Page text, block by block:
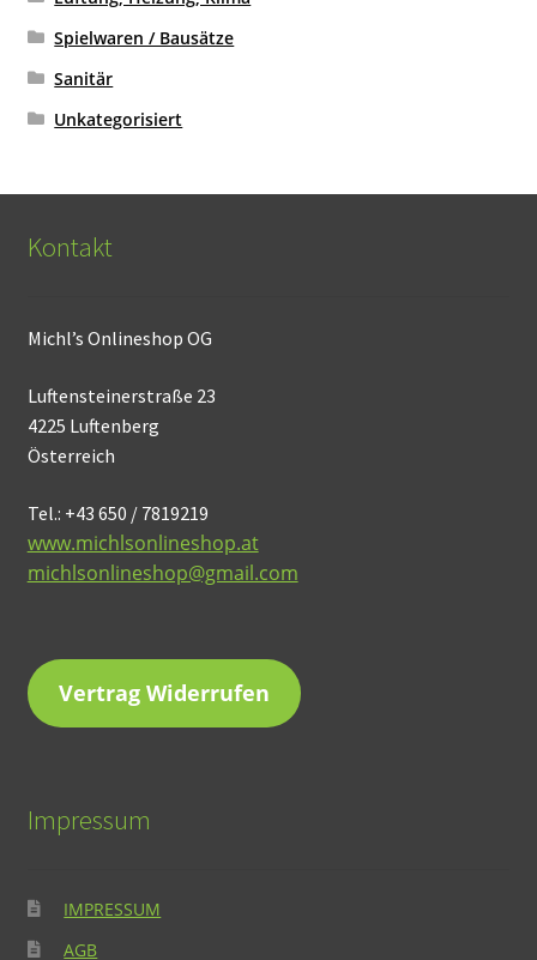
Spielwaren / Bausätze
Sanitär
Unkategorisiert
Kontakt
Michl’s Onlineshop OG
Luftensteinerstraße 23
4225 Luftenberg
Österreich
Tel.: +43 650 / 7819219
www.michlsonlineshop.at
michlsonlineshop@gmail.com
Vertrag Widerrufen
Impressum
IMPRESSUM
AGB